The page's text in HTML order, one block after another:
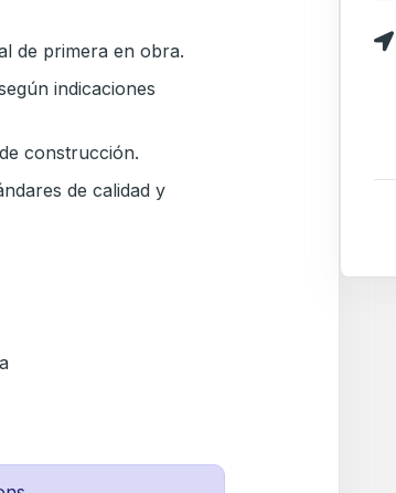
de primera en obra.
indicaciones
construcción.
de calidad y